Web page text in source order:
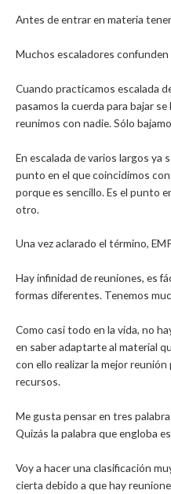
Antes de entrar en materia
Muchos escaladores
Cuando practicamos escalada
pasamos la cuerda para bajar
reunimos con nadie. Sólo
En escalada de varios largos ya
punto en el que coincidimos
porque es sencillo. Es el punto
otro.
Una vez aclarado el término,
Hay infinidad de reuniones, es
formas diferentes. Tenemos
Como casi todo en la vida, no
en saber adaptarte al material
con ello realizar la mejor
recursos.
Me gusta pensar en tres
Quizás la palabra que engloba
Voy a hacer una clasificación
cierta debido a que hay